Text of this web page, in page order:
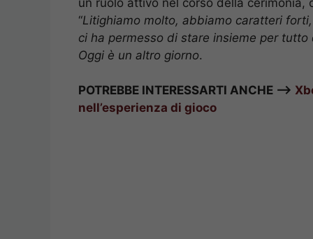
“Litighiamo molto, abbiamo caratteri
ci ha permesso di stare insieme per tutto
Oggi è un altro giorno.
POTREBBE INTERESSARTI ANCHE —>
nell’esperienza di gioco